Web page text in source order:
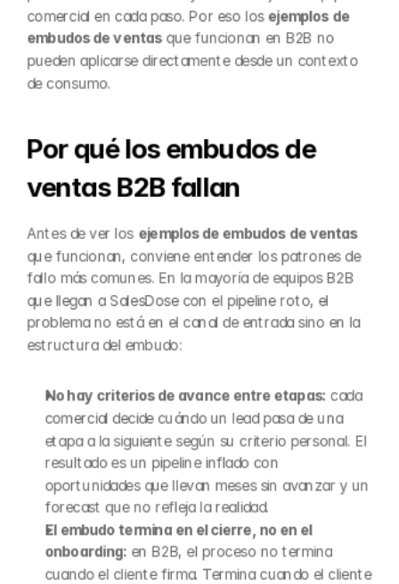
comercial en cada paso. Por eso los ejemplos de
embudos de ventas que funcionan en B2B no
pueden aplicarse directamente desde un contexto
de consumo.
Por qué los embudos de
ventas B2B fallan
Antes de ver los ejemplos de embudos de ventas
que funcionan, conviene entender los patrones de
fallo más comunes. En la mayoría de equipos B2B
que llegan a SalesDose con el pipeline roto, el
problema no está en el canal de entrada sino en la
estructura del embudo:
No hay criterios de avance entre etapas: cada
comercial decide cuándo un lead pasa de una
etapa a la siguiente según su criterio personal. El
resultado es un pipeline inflado con
oportunidades que llevan meses sin avanzar y un
forecast que no refleja la realidad.
El embudo termina en el cierre, no en el
onboarding: en B2B, el proceso no termina
cuando el cliente firma. Termina cuando el cliente